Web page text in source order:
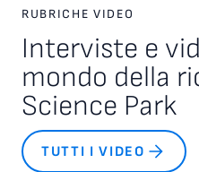
RUBRICHE VIDEO
Interviste e
mondo della
Science Park
TUTTI I VIDEO